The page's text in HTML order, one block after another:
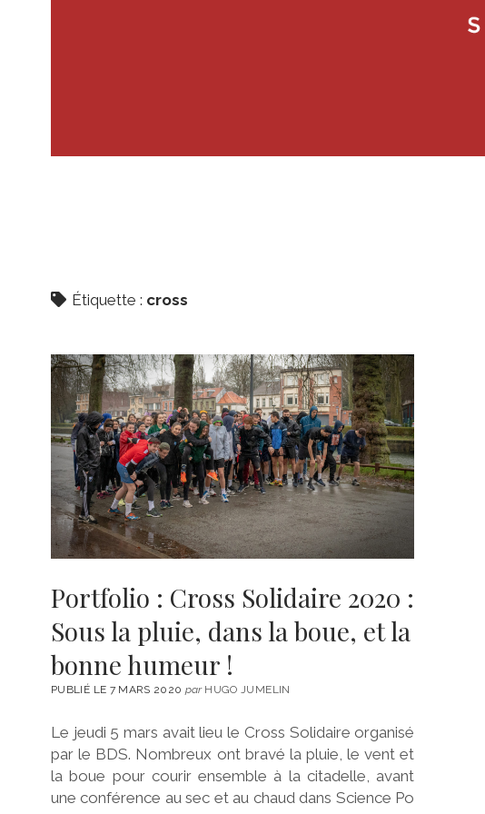
Étiquette : cross
Portfolio : Cross Solidaire 2020 :
Sous la pluie, dans la boue, et la
bonne humeur !
PUBLIÉ LE 7 MARS 2020 parHUGO JUMELIN
Le jeudi 5 mars avait lieu le Cross Solidaire organisé
par le BDS. Nombreux ont bravé la pluie, le vent et
la boue pour courir ensemble à la citadelle, avant
une conférence au sec et au chaud dans Science Po